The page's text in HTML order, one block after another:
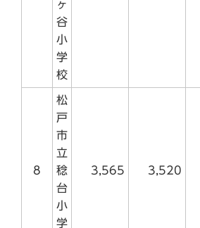
ヶ
谷
小
学
校
8
松
戸
市
立
稔
台
小
学
3,565 3,520